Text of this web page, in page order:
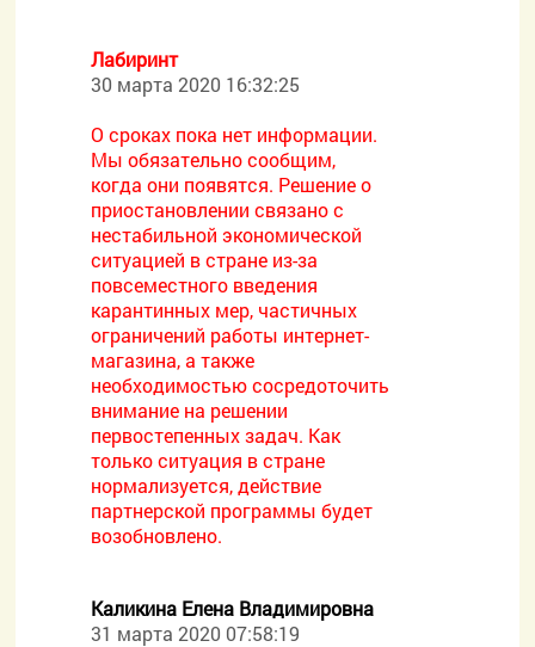
Лабиринт
30 марта 2020 16:32:25
О сроках пока нет информации.
Мы обязательно сообщим,
когда они появятся. Решение о
приостановлении связано с
нестабильной экономической
ситуацией в стране из-за
повсеместного введения
карантинных мер, частичных
ограничений работы интернет-
магазина, а также
необходимостью сосредоточить
внимание на решении
первостепенных задач. Как
только ситуация в стране
нормализуется, действие
партнерской программы будет
возобновлено.
Каликина Елена Владимировна
31 марта 2020 07:58:19